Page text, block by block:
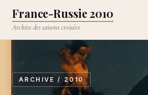
France-Russie 2010
Archive des saisons croisées
ARCHIVE / 2010